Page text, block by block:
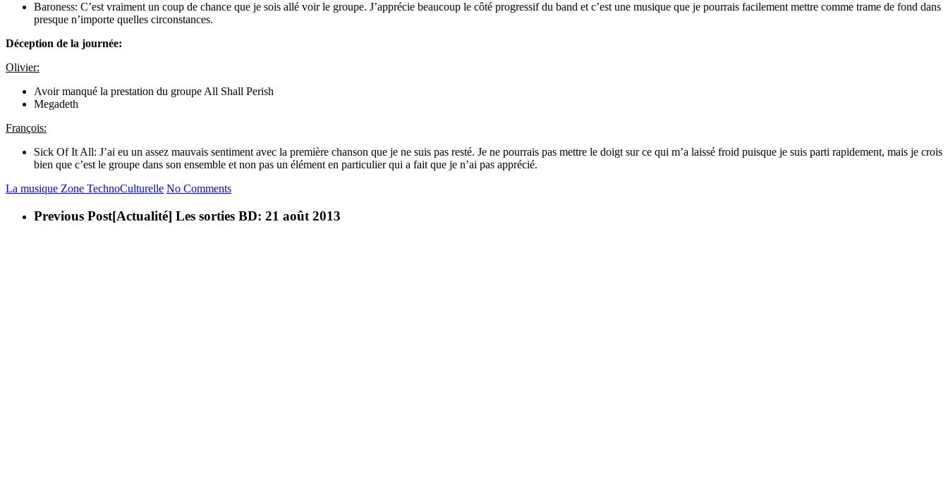
Baroness: C’est vraiment un coup de chance que je sois allé voir le groupe. J’apprécie beaucoup le côté progressif du band et c’est une musique que je pourrais facilement mettre comme trame de fond dans
presque n’importe quelles circonstances.
Déception de la journée:
Olivier:
Avoir manqué la prestation du groupe All Shall Perish
Megadeth
François:
Sick Of It All: J’ai eu un assez mauvais sentiment avec la première chanson que je ne suis pas resté. Je ne pourrais pas mettre le doigt sur ce qui m’a laissé froid puisque je suis parti rapidement, mais je crois
bien que c’est le groupe dans son ensemble et non pas un élément en particulier qui a fait que je n’ai pas apprécié.
La musique Zone TechnoCulturelle No Comments
Previous Post[Actualité] Les sorties BD: 21 août 2013